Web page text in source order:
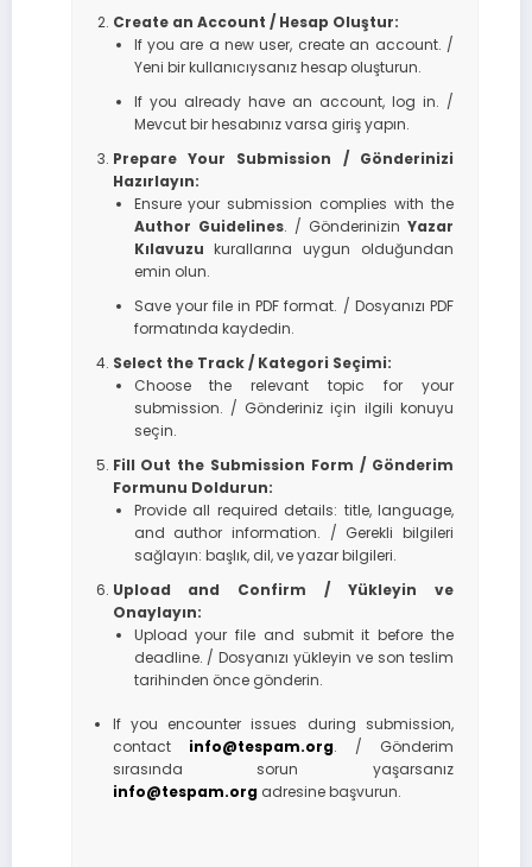
Create an Account / Hesap Oluştur:
If you are a new user, create an account. /
Yeni bir kullanıcıysanız hesap oluşturun.
If you already have an account, log in. /
Mevcut bir hesabınız varsa giriş yapın.
Prepare Your Submission / Gönderinizi
Hazırlayın:
Ensure your submission complies with the
Author Guidelines. / Gönderinizin Yazar
Kılavuzu kurallarına uygun olduğundan
emin olun.
Save your file in PDF format. / Dosyanızı PDF
formatında kaydedin.
Select the Track / Kategori Seçimi:
Choose the relevant topic for your
submission. / Gönderiniz için ilgili konuyu
seçin.
Fill Out the Submission Form / Gönderim
Formunu Doldurun:
Provide all required details: title, language,
and author information. / Gerekli bilgileri
sağlayın: başlık, dil, ve yazar bilgileri.
Upload and Confirm / Yükleyin ve
Onaylayın:
Upload your file and submit it before the
deadline. / Dosyanızı yükleyin ve son teslim
tarihinden önce gönderin.
If you encounter issues during submission,
contact info@tespam.org. / Gönderim
sırasında sorun yaşarsanız
info@tespam.orgadresine başvurun.